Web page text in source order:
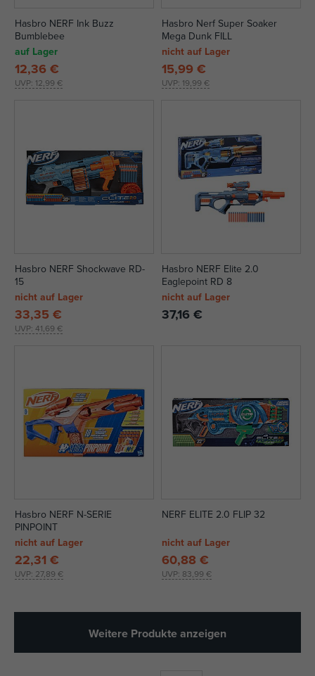
Hasbro NERF Ink Buzz
Bumblebee
auf Lager
UVP: 12,99 €
12,36 €
Hasbro Nerf Super Soaker
Mega Dunk FILL
nicht auf Lager
UVP: 19,99 €
15,99 €
Hasbro NERF Shockwave RD-
15
nicht auf Lager
UVP: 41,69 €
33,35 €
Hasbro NERF Elite 2.0
Eaglepoint RD 8
nicht auf Lager
37,16 €
Hasbro NERF N-SERIE
PINPOINT
nicht auf Lager
UVP: 27,89 €
22,31 €
NERF ELITE 2.0 FLIP 32
nicht auf Lager
UVP: 83,99 €
60,88 €
Weitere Produkte anzeigen